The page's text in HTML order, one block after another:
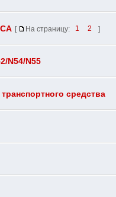
[ На страницу: 1 2 ]
N54/N55
средства